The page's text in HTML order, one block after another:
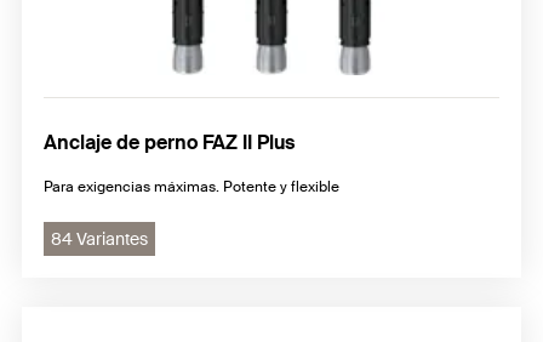
Anclaje de perno FAZ II Plus
Para exigencias máximas. Potente y flexible
84 Variantes